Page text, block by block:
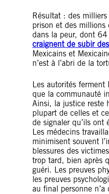
Résultat : des milliers
prison et des millions
dans la peur, dont
craignent de subir
Mexicains et
n’est à l’abri de la
Les autorités ferment
que la communauté
Ainsi, la justice reste
plupart de celles et
de signaler qu’ils ont
Les médecins
minimisent souvent
blessures des
trop tard, bien après
guéri. Les preuves
les preuves
au final personne